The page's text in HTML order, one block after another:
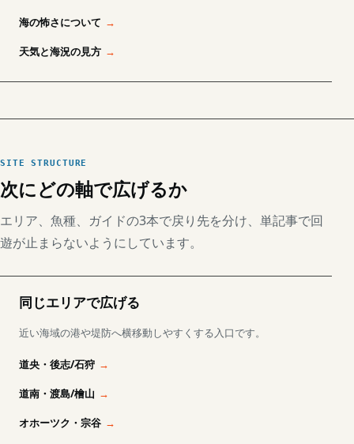
海の怖さについて
天気と海況の見方
SITE STRUCTURE
次にどの軸で広げるか
エリア、魚種、ガイドの3本で戻り先を分け、単記事で回
遊が止まらないようにしています。
同じエリアで広げる
近い海域の港や堤防へ横移動しやすくする入口です。
道央・後志/石狩
道南・渡島/檜山
オホーツク・宗谷